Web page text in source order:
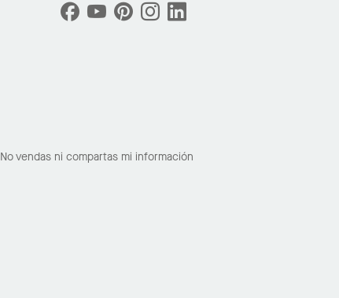
No vendas ni compartas mi información